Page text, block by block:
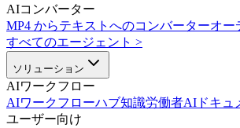
AIコンバーター
MP4 からテキストへのコンバーターオー
すべてのエージェント >
ソリューション
AIワークフロー
AIワークフローハブ知識労働者AI ドキ
ユーザー向け